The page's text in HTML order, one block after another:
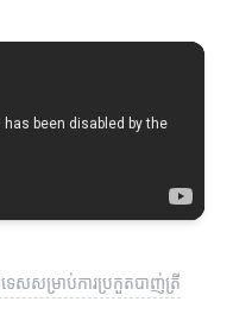
សសម្រាប់ការប្រកួតបាញ់ត្រី